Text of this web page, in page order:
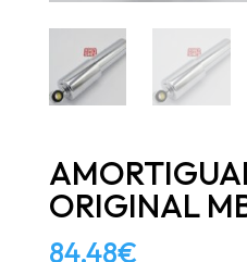
ORIGINAL
84,48€